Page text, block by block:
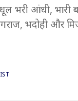
भरी आंधी,
भदोही